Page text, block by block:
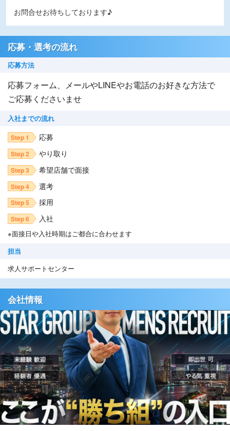
お問合せお待ちしております♪
応募・選考の流れ
応募方法
応募フォーム、メールやLINEやお電話のお好きな方法で
ご応募くださいませ
入社までの流れ
Step 1 応募
Step 2 やり取り
Step 3 希望店舗で面接
Step 4 選考
Step 5 採用
Step 6 入社
※面接日や入社時期はご都合に合わせます
担当
求人サポートセンター
会社情報